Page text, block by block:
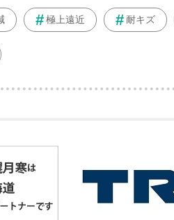
極上遠近 耐キズ